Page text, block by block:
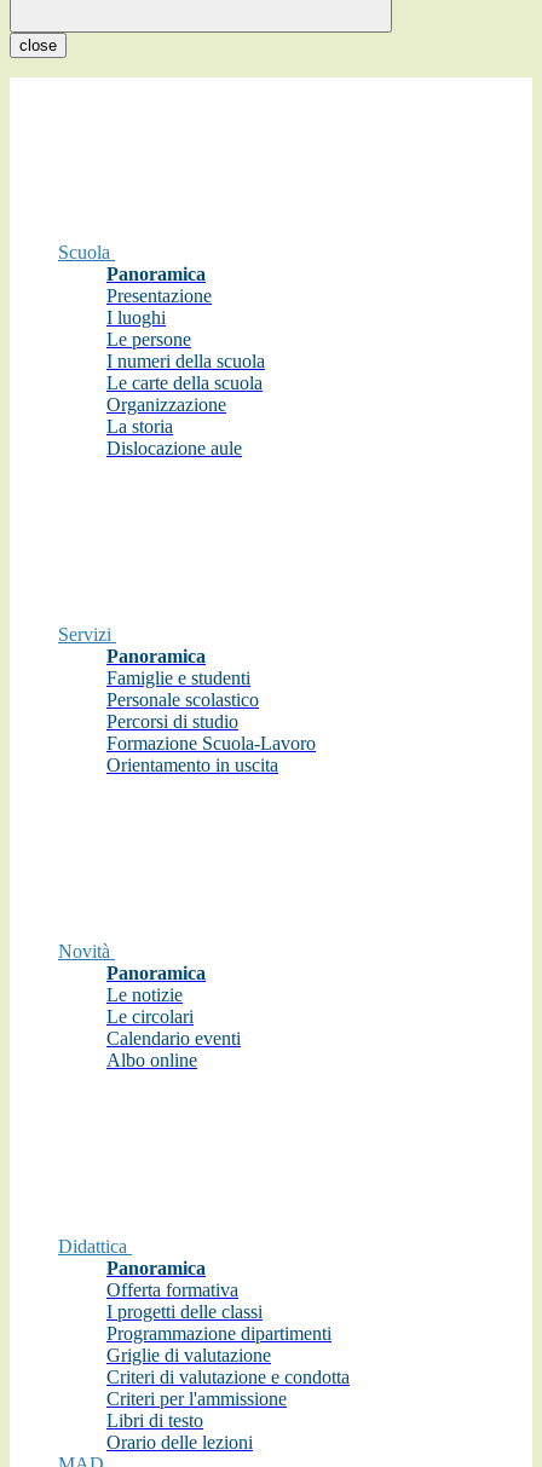
close
Scuola
Panoramica
Presentazione
I luoghi
Le persone
I numeri della scuola
Le carte della scuola
Organizzazione
La storia
Dislocazione aule
Servizi
Panoramica
Famiglie e studenti
Personale scolastico
Percorsi di studio
Formazione Scuola-Lavoro
Orientamento in uscita
Novità
Panoramica
Le notizie
Le circolari
Calendario eventi
Albo online
Didattica
Panoramica
Offerta formativa
I progetti delle classi
Programmazione dipartimenti
Griglie di valutazione
Criteri di valutazione e condotta
Criteri per l'ammissione
Libri di testo
Orario delle lezioni